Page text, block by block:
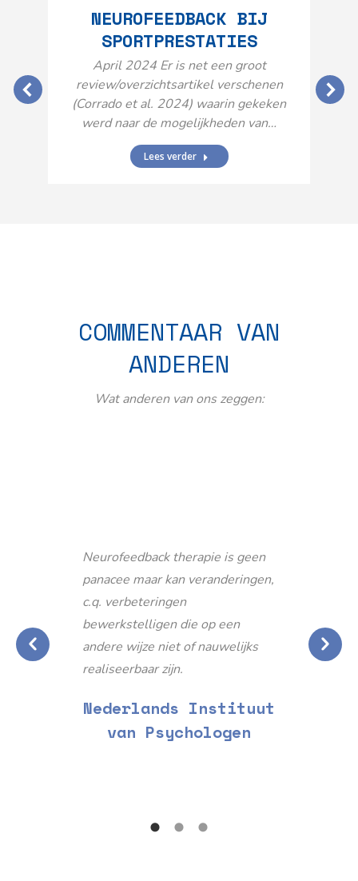
NEUROFEEDBACK BIJ
SPORTPRESTATIES
April 2024 Er is net een groot
review/overzichtsartikel verschenen
(Corrado et al. 2024) waarin gekeken
werd naar de mogelijkheden van…
Lees verder
COMMENTAAR VAN
ANDEREN
Wat anderen van ons zeggen:
Neurofeedback therapie is geen
panacee maar kan veranderingen,
c.q. verbeteringen
bewerkstelligen die op een
andere wijze niet of nauwelijks
realiseerbaar zijn.
Nederlands Instituut
van Psychologen